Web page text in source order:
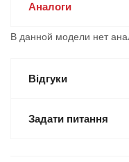
Аналоги
В данной модели нет
Відгуки
Задати питання